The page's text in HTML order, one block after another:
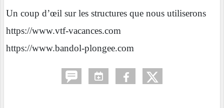
Un coup d’œil sur les structures que nous utiliserons
https://www.vtf-vacances.com
https://www.bandol-plongee.com